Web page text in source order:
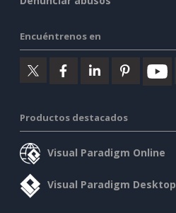
Encuéntrenos en
Productos destacados
Visual Paradigm Online
Visual Paradigm Desktop